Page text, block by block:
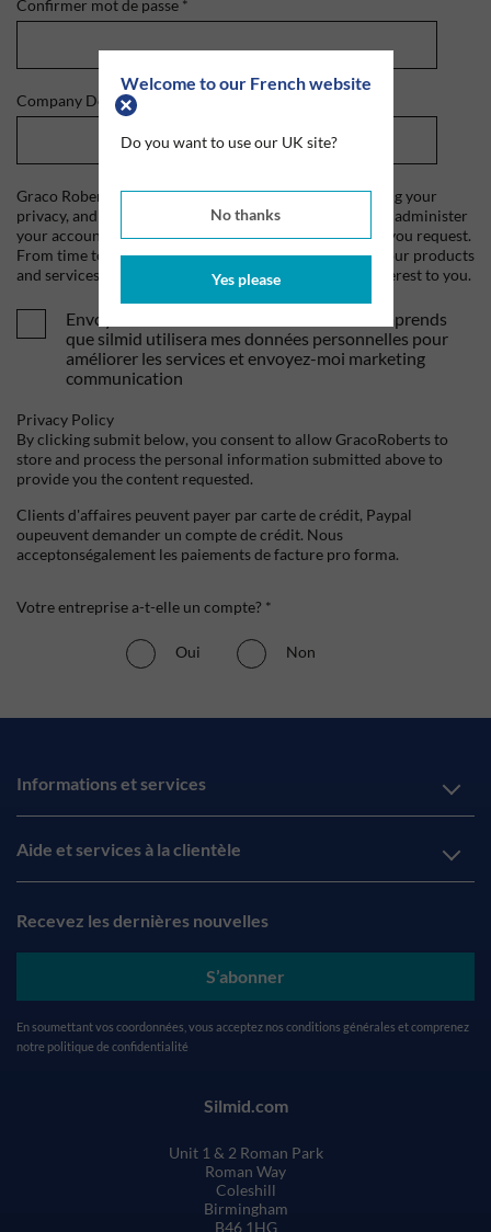
Welcome to our French website
Do you want to use our UK site?
No thanks
Yes please
Confirmer mot de passe *
Company Domain
Graco Roberts is committed to protecting and respecting your
privacy, and we'll only use your personal information to administer
your account and to provide the products and services you request.
From time to time, we would like to contact you about our products
and services, as well as other content that may be of interest to you.
Envoyez-moi vos offres et actualités. Je comprends
que silmid utilisera mes données personnelles pour
améliorer les services et envoyez-moi marketing
communication
Privacy Policy
By clicking submit below, you consent to allow GracoRoberts to
store and process the personal information submitted above to
provide you the content requested.
Clients d'affaires peuvent payer par carte de crédit, Paypal
oupeuvent demander un compte de crédit. Nous
acceptonségalement les paiements de facture pro forma.
Votre entreprise a-t-elle un compte? *
Oui Non
Informations et services
Aide et services à la clientèle
Recevez les dernières nouvelles
S’abonner
En soumettant vos coordonnées, vous acceptez nos conditions générales et comprenez
notre politique de confidentialité
Silmid.com
Unit 1 & 2 Roman Park
Roman Way
Coleshill
Birmingham
B46 1HG